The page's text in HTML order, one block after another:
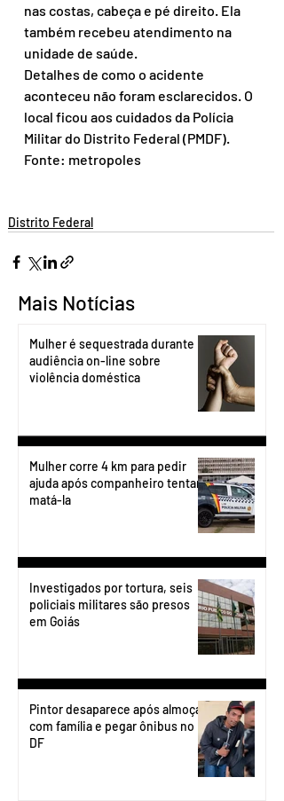
nas costas, cabeça e pé direito. Ela
também recebeu atendimento na
unidade de saúde.
Detalhes de como o acidente
aconteceu não foram esclarecidos. O
local ficou aos cuidados da Polícia
Militar do Distrito Federal (PMDF).
Fonte: metropoles
Distrito Federal
Mais Notícias
Mulher é sequestrada durante
audiência on-line sobre
violência doméstica
Mulher corre 4 km para pedir
ajuda após companheiro tentar
matá-la
Investigados por tortura, seis
policiais militares são presos
em Goiás
Pintor desaparece após almoçar
com família e pegar ônibus no
DF